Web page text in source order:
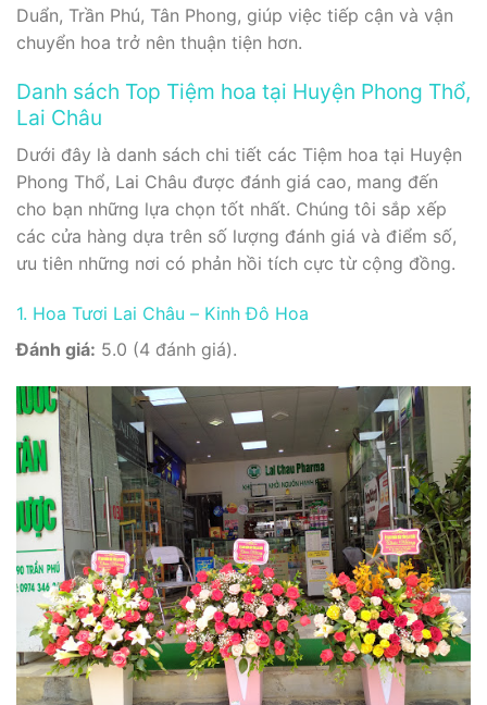
Duẩn, Trần Phú, Tân Phong, giúp việc tiếp cận và vận
chuyển hoa trở nên thuận tiện hơn.
Danh sách Top Tiệm hoa tại Huyện Phong Thổ,
Lai Châu
Dưới đây là danh sách chi tiết các Tiệm hoa tại Huyện
Phong Thổ, Lai Châu được đánh giá cao, mang đến
cho bạn những lựa chọn tốt nhất. Chúng tôi sắp xếp
các cửa hàng dựa trên số lượng đánh giá và điểm số,
ưu tiên những nơi có phản hồi tích cực từ cộng đồng.
1. Hoa Tươi Lai Châu – Kinh Đô Hoa
Đánh giá: 5.0 (4 đánh giá).